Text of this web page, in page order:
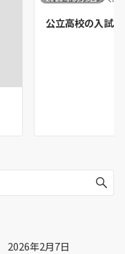
公立高校の入試。
2026年2月7日